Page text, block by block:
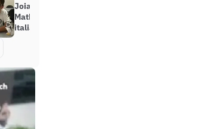
Joia da base do Santos,
Matheusinho vai tirar cidadania
italiana